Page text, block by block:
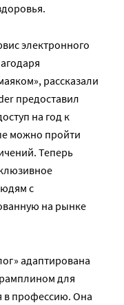
электронного
рассказали
предоставил
на год к
можно пройти
Теперь
с
на рынке
адаптирована
для
в профессию. Она